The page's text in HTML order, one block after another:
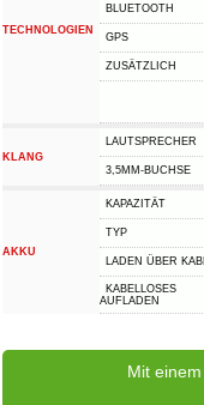
TECHNOLOGIEN
BLUETOOTH
GPS
ZUSÄTZLICH
KLANG
LAUTSPRECHER
3,5MM-BUCHSE
AKKU
KAPAZITÄT
TYP
LADEN ÜBER
KABELLOSES
AUFLADEN
Mit